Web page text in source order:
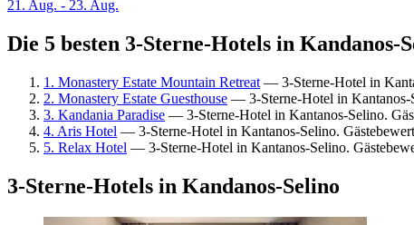
21. Aug. - 23. Aug.
Die 5 besten 3-Sterne-Hotels in Kandanos-
1. Monastery Estate Mountain Retreat — 3-Sterne-Hotel in
2. Monastery Estate Guesthouse — 3-Sterne-Hotel in
3. Kandania Paradise — 3-Sterne-Hotel in Kantanos-Selino.
4. Aris Hotel — 3-Sterne-Hotel in Kantanos-Selino.
5. Relax Hotel — 3-Sterne-Hotel in Kantanos-Selino.
3-Sterne-Hotels in Kandanos-Selino